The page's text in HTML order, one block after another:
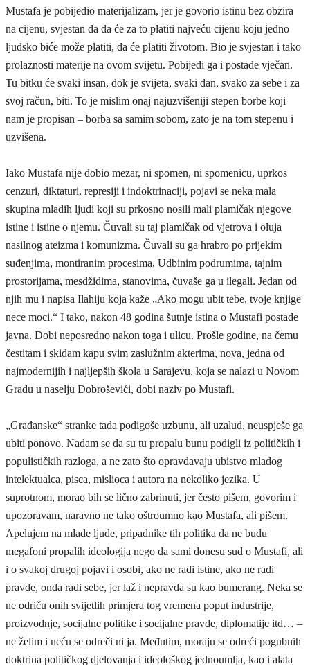
Mustafa je pobijedio materijalizam, jer je govorio istinu bez obzira
na cijenu, svjestan da da će za to platiti najveću cijenu koju jedno
ljudsko biće može platiti, da će platiti životom. Bio je svjestan i tako
prolaznosti materije na ovom svijetu. Pobijedi ga i postade vječan.
Tu bitku će svaki insan, dok je svijeta, svaki dan, svako za sebe i za
svoj račun, biti. To je mislim onaj najuzvišeniji stepen borbe koji
nam je propisan – borba sa samim sobom, zato je na tom stepenu i
uzvišena.
Iako Mustafa nije dobio mezar, ni spomen, ni spomenicu, uprkos
cenzuri, diktaturi, represiji i indoktrinaciji, pojavi se neka mala
skupina mladih ljudi koji su prkosno nosili mali plamičak njegove
istine i istine o njemu. Čuvali su taj plamičak od vjetrova i oluja
nasilnog ateizma i komunizma. Čuvali su ga hrabro po prijekim
suđenjima, montiranim procesima, Udbinim podrumima, tajnim
prostorijama, mesdžidima, stanovima, čuvaše ga u ilegali. Jedan od
njih mu i napisa Ilahiju koja kaže „Ako mogu ubit tebe, tvoje knjige
nece moci.“ I tako, nakon 48 godina šutnje istina o Mustafi postade
javna. Dobi neposredno nakon toga i ulicu. Prošle godine, na čemu
čestitam i skidam kapu svim zaslužnim akterima, nova, jedna od
najmodernijih i najljepših škola u Sarajevu, koja se nalazi u Novom
Gradu u naselju Dobroševići, dobi naziv po Mustafi.
„Građanske“ stranke tada podigoše uzbunu, ali uzalud, neuspješe ga
ubiti ponovo. Nadam se da su tu propalu bunu podigli iz političkih i
populističkih razloga, a ne zato što opravdavaju ubistvo mladog
intelektualca, pisca, mislioca i autora na nekoliko jezika. U
suprotnom, morao bih se lično zabrinuti, jer često pišem, govorim i
upozoravam, naravno ne tako oštroumno kao Mustafa, ali pišem.
Apelujem na mlade ljude, pripadnike tih politika da ne budu
megafoni propalih ideologija nego da sami donesu sud o Mustafi, ali
i o svakoj drugoj pojavi i osobi, ako ne radi istine, ako ne radi
pravde, onda radi sebe, jer laž i nepravda su kao bumerang. Neka se
ne odriču onih svijetlih primjera tog vremena poput industrije,
proizvodnje, socijalne politike i socijalne pravde, diplomatije itd… –
ne želim i neću se odreči ni ja. Međutim, moraju se odreći pogubnih
doktrina političkog djelovanja i ideološkog jednoumlja, kao i alata